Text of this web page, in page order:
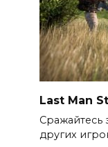
Last Man
Сражайтесь
других